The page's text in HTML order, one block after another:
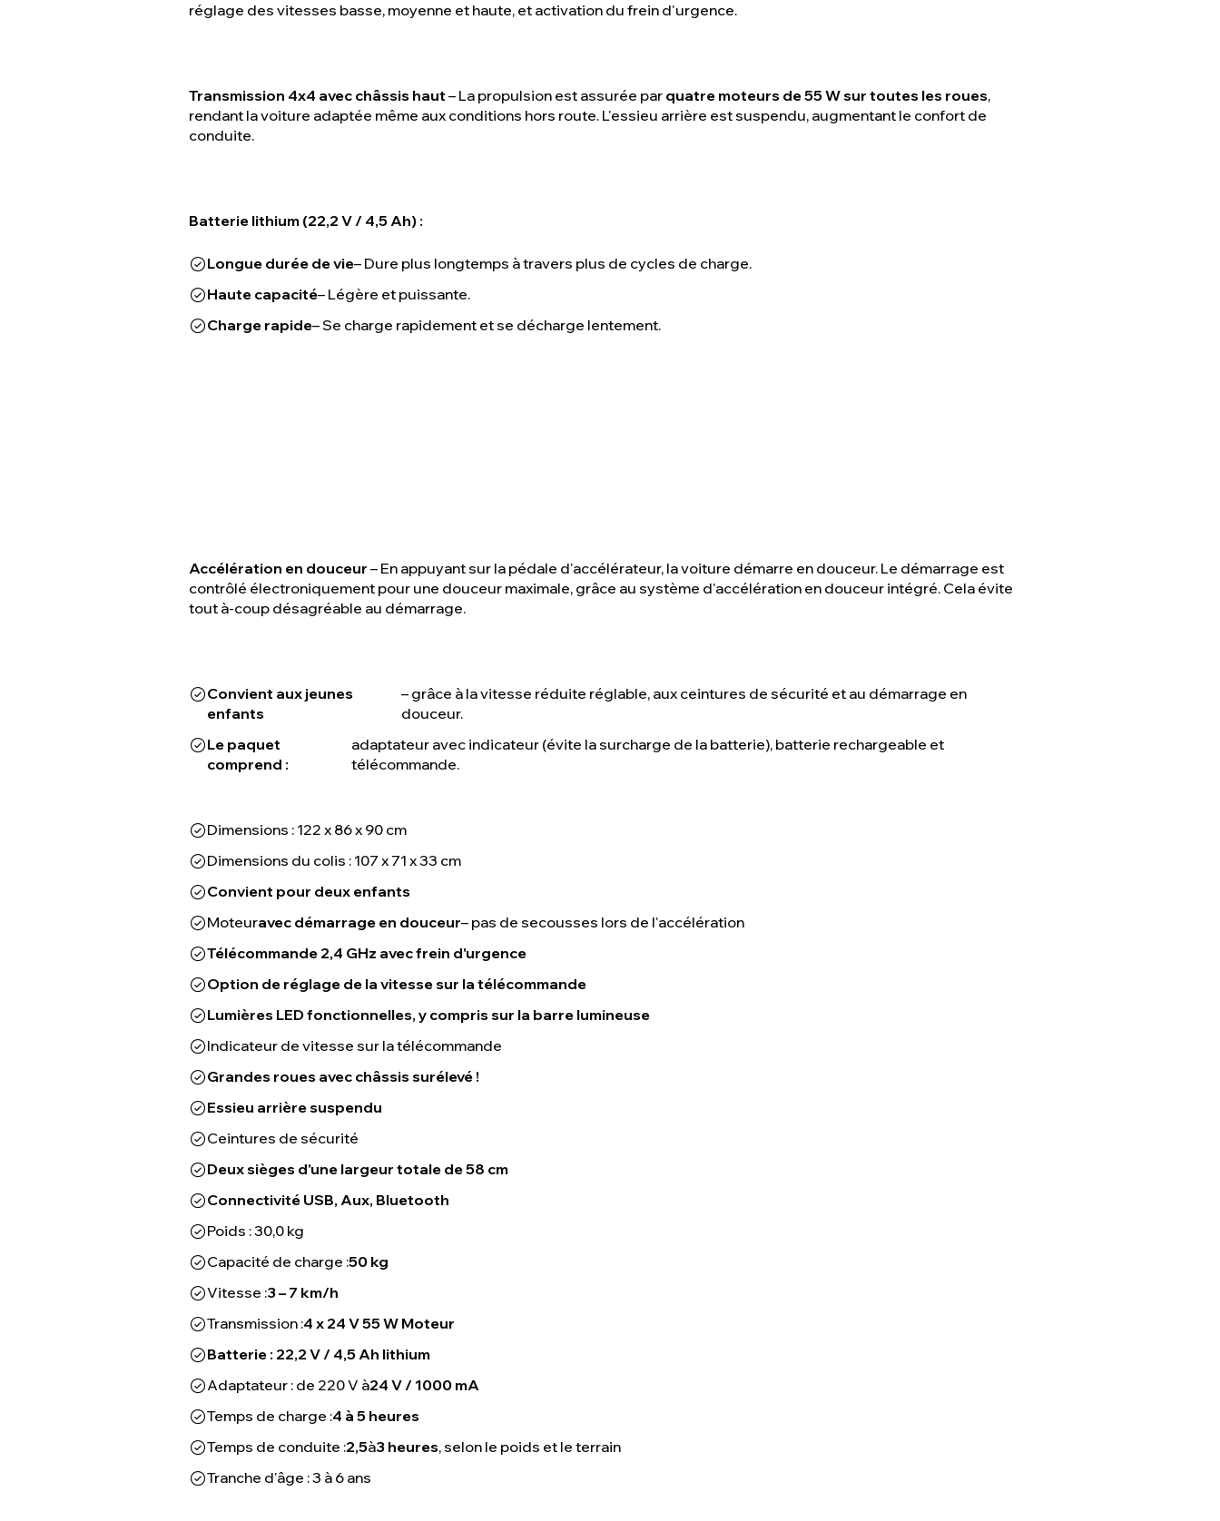
réglage des vitesses basse, moyenne et haute, et activation du frein d'urgence.
Transmission 4x4 avec châssis haut – La propulsion est assurée par quatre moteurs de 55 W sur toutes les roues,
rendant la voiture adaptée même aux conditions hors route. L'essieu arrière est suspendu, augmentant le confort de
conduite.
Batterie lithium (22,2 V / 4,5 Ah) :
Longue durée de vie– Dure plus longtemps à travers plus de cycles de charge.
Haute capacité– Légère et puissante.
Charge rapide– Se charge rapidement et se décharge lentement.
Accélération en douceur – En appuyant sur la pédale d'accélérateur, la voiture démarre en douceur. Le démarrage est
contrôlé électroniquement pour une douceur maximale, grâce au système d'accélération en douceur intégré. Cela évite
tout à-coup désagréable au démarrage.
Convient aux jeunes
enfants
– grâce à la vitesse réduite réglable, aux ceintures de sécurité et au démarrage en
douceur.
Le paquet
comprend :
adaptateur avec indicateur (évite la surcharge de la batterie), batterie rechargeable et
télécommande.
Dimensions : 122 x 86 x 90 cm
Dimensions du colis : 107 x 71 x 33 cm
Convient pour deux enfants
Moteuravec démarrage en douceur– pas de secousses lors de l'accélération
Télécommande 2,4 GHz avec frein d'urgence
Option de réglage de la vitesse sur la télécommande
Lumières LED fonctionnelles, y compris sur la barre lumineuse
Indicateur de vitesse sur la télécommande
Grandes roues avec châssis surélevé !
Essieu arrière suspendu
Ceintures de sécurité
Deux sièges d'une largeur totale de 58 cm
Connectivité USB, Aux, Bluetooth
Poids : 30,0 kg
Capacité de charge :50 kg
Vitesse :3 – 7 km/h
Transmission :4 x 24 V 55 W Moteur
Batterie : 22,2 V / 4,5 Ah lithium
Adaptateur : de 220 V à24 V / 1000 mA
Temps de charge :4 à 5 heures
Temps de conduite :2,5à3 heures, selon le poids et le terrain
Tranche d'âge : 3 à 6 ans